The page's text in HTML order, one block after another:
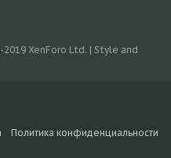
Политика конфиденциальности
XenForo Ltd. | Style and